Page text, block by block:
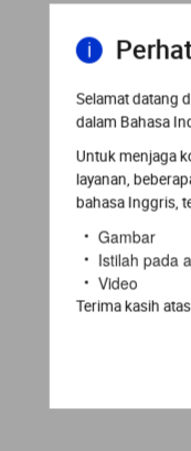
Selamat datang
dalam Bahasa
Untuk menjaga
layanan,
bahasa Inggris,
Gambar
Istilah pada
Video
Terima kasih